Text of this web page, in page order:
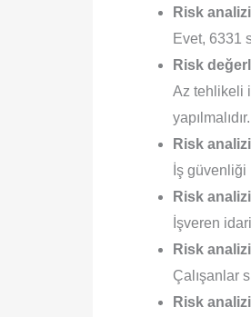
Risk
Evet, 6331
Risk
Az tehlikeli
yapılmalıdır.
Risk
İş güvenliği
Risk
İşveren
Risk
Çalışanlar
Risk